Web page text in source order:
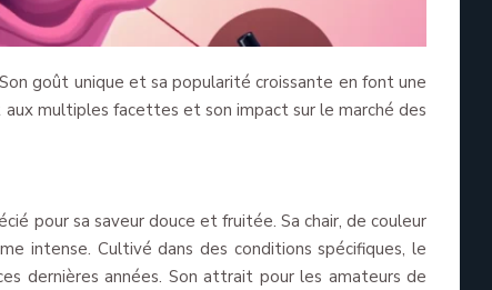
goût unique et sa popularité croissante en font une
multiples facettes et son impact sur le marché des
pour sa saveur douce et fruitée. Sa chair, de couleur
intense. Cultivé dans des conditions spécifiques, le
dernières années. Son attrait pour les amateurs de